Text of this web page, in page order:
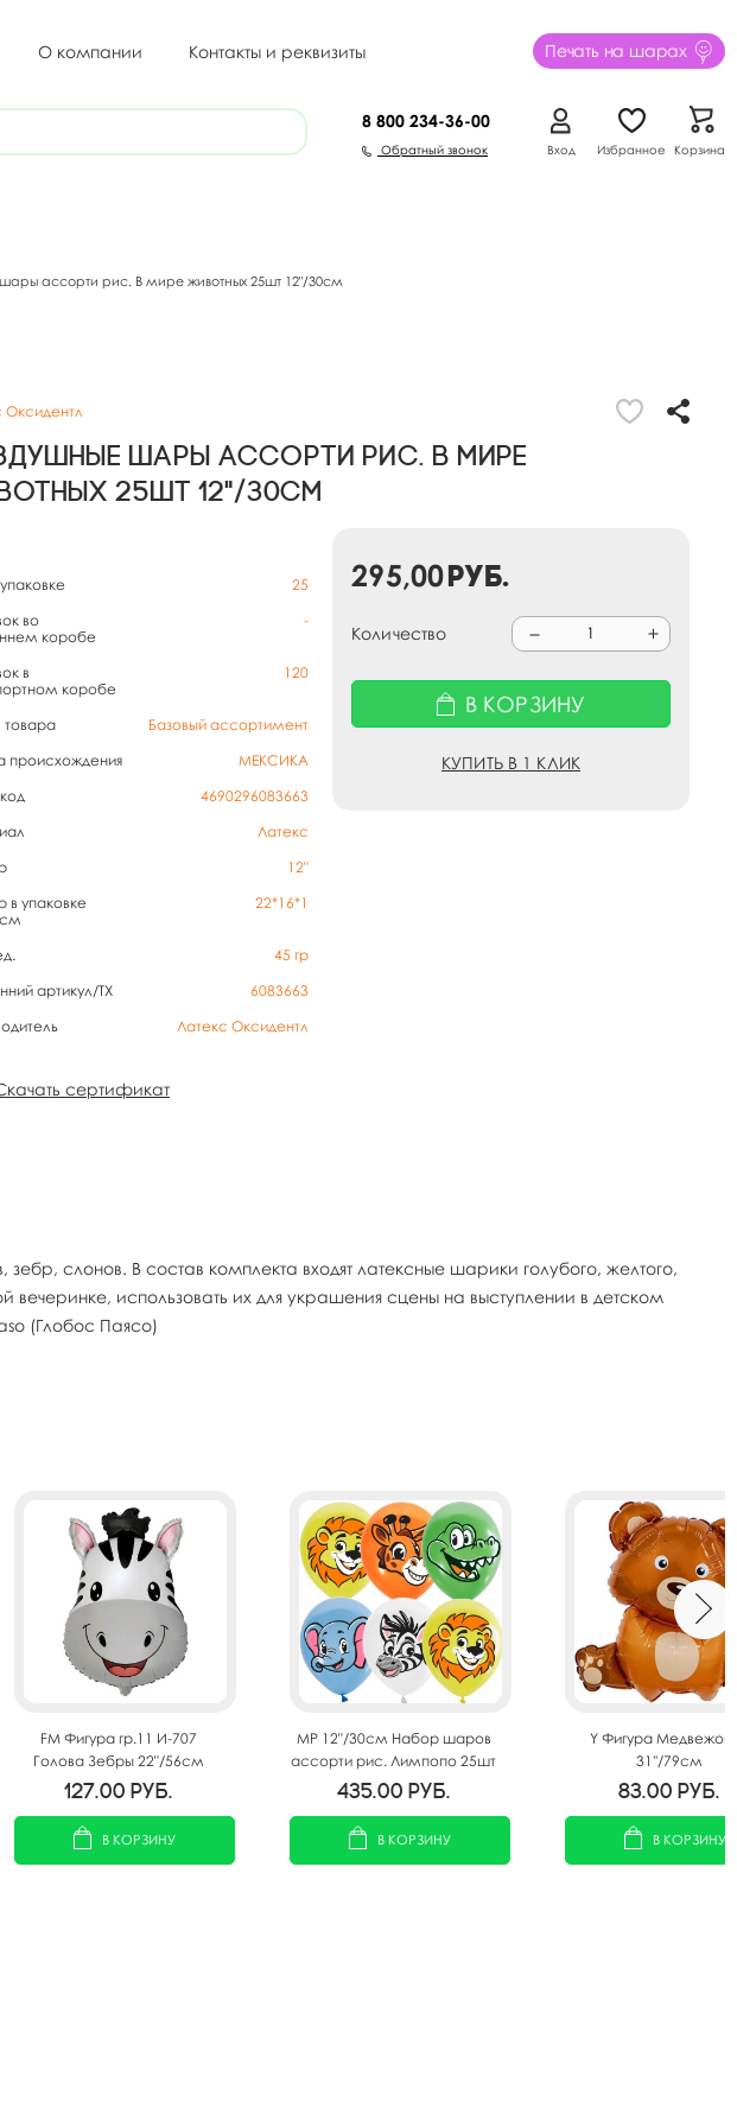
О компании Контакты и реквизиты Печать на шарах
8 800 234-36-00
Обратный звонок Вход Избранное Корзина
ассорти рис. В мире животных 25шт 12"/30см
Оксидентл
шары ассорти рис. В мире
25шт 12"/30см
25
во
коробе
-
в
коробе
120
товара
Базовый ассортимент
происхождения
МЕКСИКА
4690296083663
Латекс
12"
в упаковке
22*16*1
45 гр
артикул/TX
6083663
Латекс Оксидентл
сертификат
295,00руб.
Количество
В КОРЗИНУ
КУПИТЬ В 1 КЛИК
слонов. В состав комплекта входят латексные шарики голубого, желтого,
использовать их для украшения сцены на выступлении в детском
(Глобос Паясо)
FM Фигура гр.11 И-707
Голова Зебры 22"/56см
127.00 руб.
В КОРЗИНУ
MP 12"/30см Набор шаров
ассорти рис. Лимпопо 25шт
435.00 руб.
В КОРЗИНУ
Y Фигура
31''/79см
83.00 руб.
В КОРЗИНУ